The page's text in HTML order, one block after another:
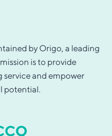
by Origo, a leading
is to provide
and empower
potential.